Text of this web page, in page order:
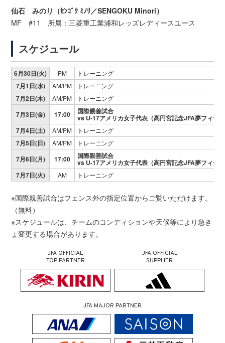
仙石 みのり（ｾﾝｺﾞｸ ﾐﾉﾘ／SENGOKU Minori）
MF #11 所属：三菱重工業浦和レッズレディースユース
スケジュール
6月30日(火) PM トレーニング
7月1日(水) AM/PM トレーニング
7月2日(木) AM/PM トレーニング
7月3日(金) 17:00 国際親善試合
vs U-17アメリカ女子代表（高円宮記念JFA夢フィー
7月4日(土)
AM/PM トレーニング
7月5日(日) AM/PM トレーニング
7月6日(月) 17:00 国際親善試合
vs U-17アメリカ女子代表（高円宮記念JFA夢フィー
7月7日(火)
AM トレーニング
※国際親善試合はフェンス外の指定位置からご覧いただけます。
（無料）
※スケジュールは、チームのコンディションや天候等により急き
ょ変更する場合があります。
JFA OFFICIAL
TOP PARTNER
JFA OFFICIAL
SUPPLIER
JFA MAJOR PARTNER